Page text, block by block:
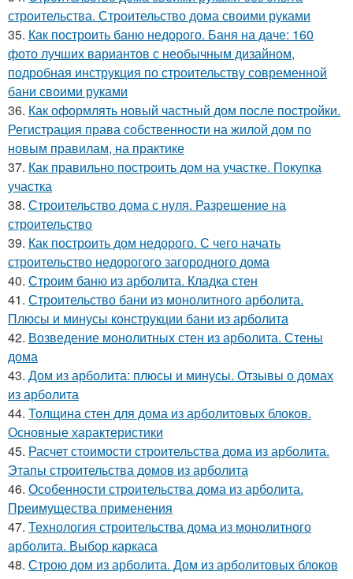
строительства. Строительство дома своими руками
35. Как построить баню недорого. Баня на даче: 160
фото лучших вариантов с необычным дизайном,
подробная инструкция по строительству современной
бани своими руками
36. Как оформлять новый частный дом после постройки.
Регистрация права собственности на жилой дом по
новым правилам, на практике
37. Как правильно построить дом на участке. Покупка
участка
38. Строительство дома с нуля. Разрешение на
строительство
39. Как построить дом недорого. С чего начать
строительство недорогого загородного дома
40. Строим баню из арболита. Кладка стен
41. Строительство бани из монолитного арболита.
Плюсы и минусы конструкции бани из арболита
42. Возведение монолитных стен из арболита. Стены
дома
43. Дом из арболита: плюсы и минусы. Отзывы о домах
из арболита
44. Толщина стен для дома из арболитовых блоков.
Основные характеристики
45. Расчет стоимости строительства дома из арболита.
Этапы строительства домов из арболита
46. Особенности строительства дома из арболита.
Преимущества применения
47. Технология строительства дома из монолитного
арболита. Выбор каркаса
48. Строю дом из арболита. Дом из арболитовых блоков